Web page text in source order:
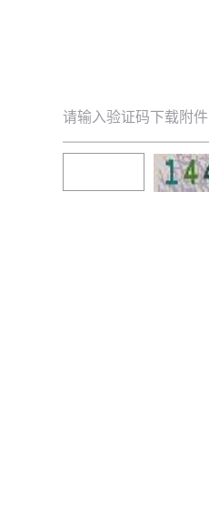
请输入验证码下载附件